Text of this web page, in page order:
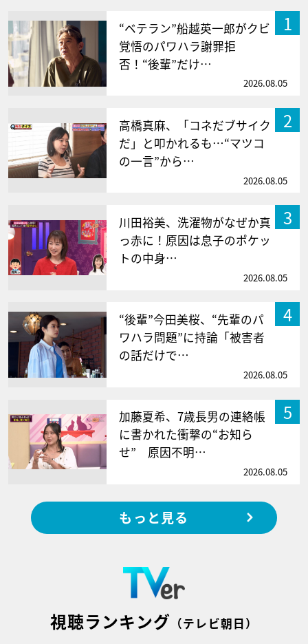
1
“ベテラン”船越英一郎がクビ
覚悟のパワハラ謝罪拒
否！“後輩”だけ…
2026.08.05
2
高橋真麻、「コネだブサイク
だ」と叩かれるも…“マツコ
の一言”から…
2026.08.05
3
川田裕美、洗濯物がなぜか真
っ赤に！原因は息子のポケッ
トの中身…
2026.08.05
4
“後輩”今田美桜、“先輩のパ
ワハラ問題”に持論「被害者
の話だけで…
2026.08.05
5
加藤夏希、7歳長男の連絡帳
に書かれた衝撃の“お知ら
せ” 原因不明…
2026.08.05
もっと見る
視聴ランキング （テレビ朝日）